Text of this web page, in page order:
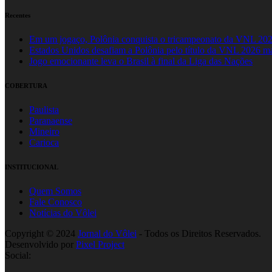
Recentes
Em um jogaço, Polônia conquista o tricampeonato da VNL
Estados Unidos desafiam a Polônia pelo título da VNL 2026
Jogo emocionante leva o Brasil à final da Liga das Nações
COBERTURA
Paulista
Paranaense
Mineiro
Carioca
INSTITUCIONAL
Quem Somos
Fale Conosco
Notícias do Vôlei
Copyright © 2024 Jornal do Vôlei - Todos os Direitos Reservados.
Desenvolvido por Pixel Project
Social: